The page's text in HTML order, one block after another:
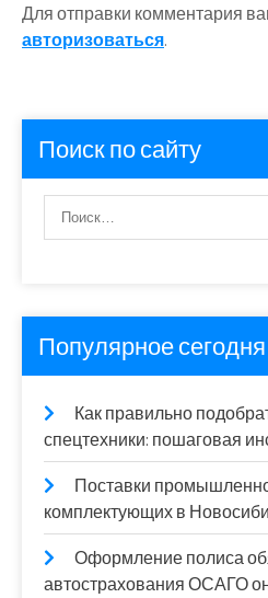
Для отправки комментария
авторизоваться.
Поиск по сайту
Популярное сегодня
Как правильно
спецтехники: пошаговая
Поставки
комплектующих в
Оформление полиса
автострахования ОСАГО